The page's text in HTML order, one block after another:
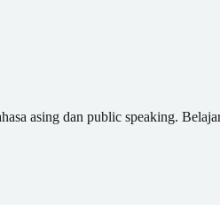
asing dan public speaking.